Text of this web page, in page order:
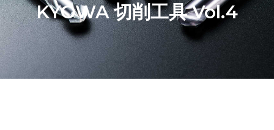
KYOWA 切削工具 Vol.4